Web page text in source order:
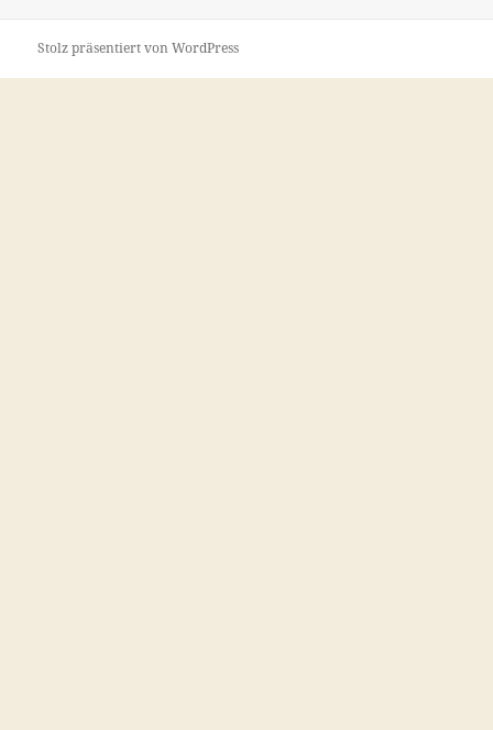
Stolz präsentiert von WordPress